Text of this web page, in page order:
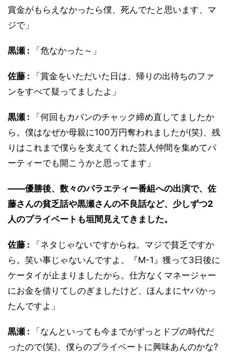
賞金がもらえなかったら僕、死んでたと思います、マ
ジで」
黒瀬 : 「危なかった～」
佐藤 :
「賞金をいただいた日は、帰りの出待ちのファ
ンをすべて疑ってましたよ」
黒瀬 :
「何回もカバンのチャック締め直してましたか
ら。僕はなぜか母親に100万円奪われましたが(笑)、残
りはこれまで僕らを支えてくれた芸人仲間を集めてパ
ーティーでも開こうかと思ってます」
――優勝後、数々のバラエティー番組への出演で、佐
藤さんの貧乏話や黒瀬さんの不良話など、少しずつ2
人のプライベートも垣間見えてきました。
佐藤 :
「ネタじゃないですからね。マジで貧乏ですか
ら。笑い事じゃないんですよ。『M-1』獲って3日後に
ケータイが止まりましたから。仕方なくマネージャー
にお金を借りてしのぎましたけど、ほんまにヤバかっ
たんですよ」
黒瀬 :
「なんといっても今までがずっとドブの時代だ
ったので(笑)、僕らのプライベートに興味あんのかな?